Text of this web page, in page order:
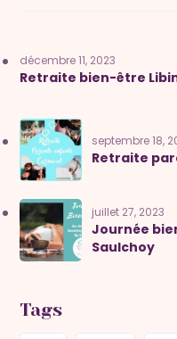
décembre 11, 2023
Retraite bien-être
septembre 18,
Retraite
juillet 27, 2023
Journée
Saulchoy
Tags